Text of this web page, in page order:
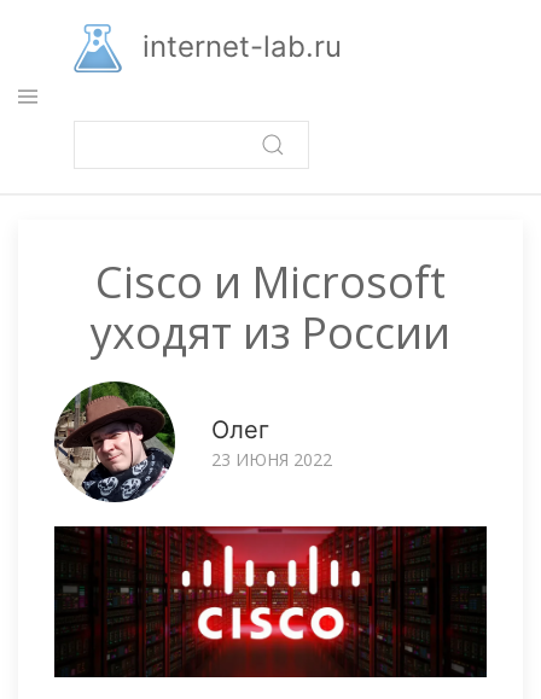
основному
содержанию
internet-lab.ru
Cisco и Microsoft
уходят из России
Олег
23 ИЮНЯ 2022